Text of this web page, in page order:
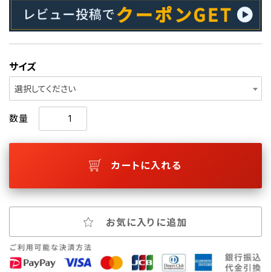
サイズ
選択してください
数量
カートに入れる
お気に入りに追加